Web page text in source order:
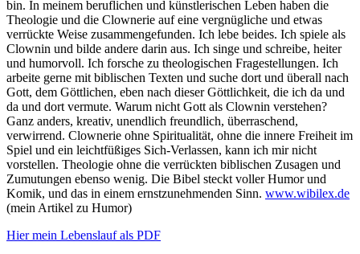
bin. In meinem beruflichen und künstlerischen Leben haben die
Theologie und die Clownerie auf eine vergnügliche und etwas
verrückte Weise zusammengefunden. Ich lebe beides. Ich spiele als
Clownin und bilde andere darin aus. Ich singe und schreibe, heiter
und humorvoll. Ich forsche zu theologischen Fragestellungen. Ich
arbeite gerne mit biblischen Texten und suche dort und überall nach
Gott, dem Göttlichen, eben nach dieser Göttlichkeit, die ich da und
da und dort vermute. Warum nicht Gott als Clownin verstehen?
Ganz anders, kreativ, unendlich freundlich, überraschend,
verwirrend. Clownerie ohne Spiritualität, ohne die innere Freiheit im
Spiel und ein leichtfüßiges Sich-Verlassen, kann ich mir nicht
vorstellen. Theologie ohne die verrückten biblischen Zusagen und
Zumutungen ebenso wenig. Die Bibel steckt voller Humor und
Komik, und das in einem ernstzunehmenden Sinn. www.wibilex.de
(mein Artikel zu Humor)
Hier mein Lebenslauf als PDF